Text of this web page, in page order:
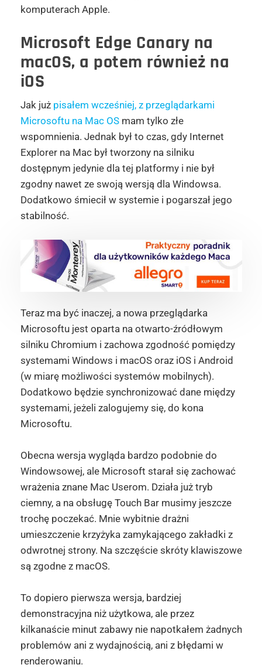
komputerach Apple.
Microsoft Edge Canary na
macOS, a potem również na
iOS
Jak już pisałem wcześniej, z przeglądarkami
Microsoftu na Mac OSmam tylko złe
wspomnienia. Jednak był to czas, gdy Internet
Explorer na Mac był tworzony na silniku
dostępnym jedynie dla tej platformy i nie był
zgodny nawet ze swoją wersją dla Windowsa.
Dodatkowo śmiecił w systemie i pogarszał jego
stabilność.
Teraz ma być inaczej, a nowa przeglądarka
Microsoftu jest oparta na otwarto-źródłowym
silniku Chromium i zachowa zgodność pomiędzy
systemami Windows i macOS oraz iOS i Android
(w miarę możliwości systemów mobilnych).
Dodatkowo będzie synchronizować dane między
systemami, jeżeli zalogujemy się, do kona
Microsoftu.
Obecna wersja wygląda bardzo podobnie do
Windowsowej, ale Microsoft starał się zachować
wrażenia znane Mac Userom. Działa już tryb
ciemny, a na obsługę Touch Bar musimy jeszcze
trochę poczekać. Mnie wybitnie drażni
umieszczenie krzyżyka zamykającego zakładki z
odwrotnej strony. Na szczęście skróty klawiszowe
są zgodne z macOS.
To dopiero pierwsza wersja, bardziej
demonstracyjna niż użytkowa, ale przez
kilkanaście minut zabawy nie napotkałem żadnych
problemów ani z wydajnością, ani z błędami w
renderowaniu.